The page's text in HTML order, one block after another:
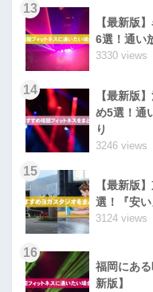
13
【最新版
6選！通い
3330 views
14
【最新版
め5選！通
り
3246 views
15
【最新版
選！『安い
3124 views
16
福岡にあ
新版】